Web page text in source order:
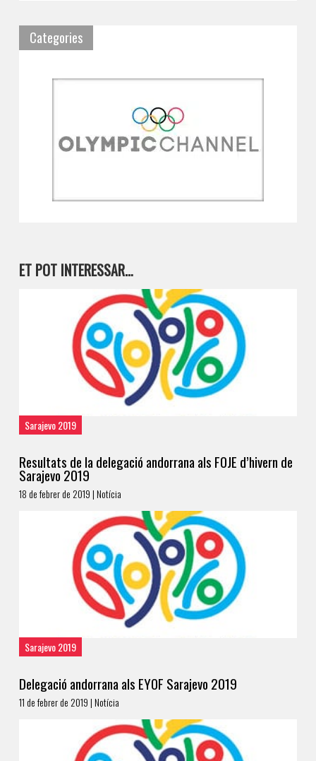
Categories
ET POT INTERESSAR…
Sarajevo 2019
Resultats de la delegació andorrana als FOJE d’hivern de
Sarajevo 2019
18 de febrer de 2019 | Notícia
Sarajevo 2019
Delegació andorrana als EYOF Sarajevo 2019
11 de febrer de 2019 | Notícia